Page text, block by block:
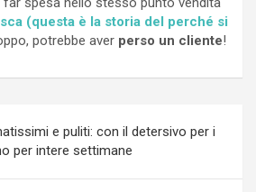
(questa è la storia del perché si
potrebbe aver perso un cliente!
e puliti: con il detersivo per i
per intere settimane